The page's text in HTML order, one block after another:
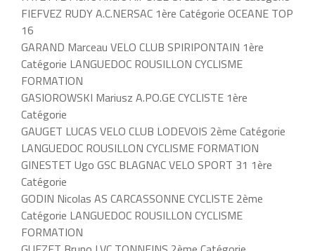
FIEFVEZ RUDY A.C.NERSAC 1ère Catégorie OCEANE TOP
16
GARAND Marceau VELO CLUB SPIRIPONTAIN 1ère
Catégorie LANGUEDOC ROUSILLON CYCLISME
FORMATION
GASIOROWSKI Mariusz A.PO.GE CYCLISTE 1ère
Catégorie
GAUGET LUCAS VELO CLUB LODEVOIS 2ème Catégorie
LANGUEDOC ROUSILLON CYCLISME FORMATION
GINESTET Ugo GSC BLAGNAC VELO SPORT 31 1ère
Catégorie
GODIN Nicolas AS CARCASSONNE CYCLISTE 2ème
Catégorie LANGUEDOC ROUSILLON CYCLISME
FORMATION